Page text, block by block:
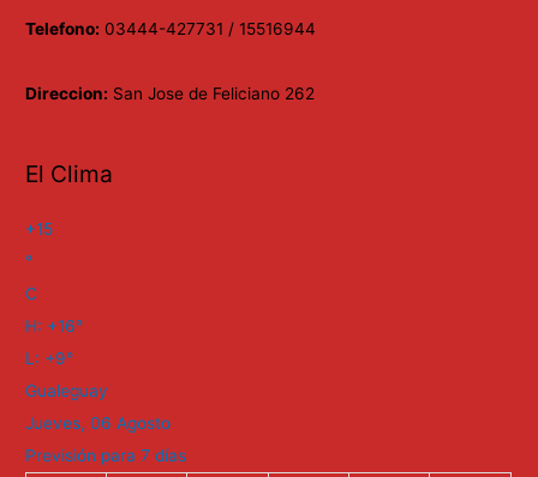
Telefono: 03444-427731 / 15516944
Direccion: San Jose de Feliciano 262
El Clima
+15
°
C
H: +16°
L: +9°
Gualeguay
Jueves, 06 Agosto
Previsión para 7 días